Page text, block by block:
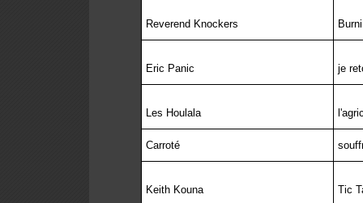
Reverend Knockers
Eric Panic je
Les Houlala
Carroté
Keith Kouna Tic